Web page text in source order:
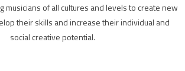
musicians of all cultures and levels to create new
their skills and increase their individual and
social creative potential.